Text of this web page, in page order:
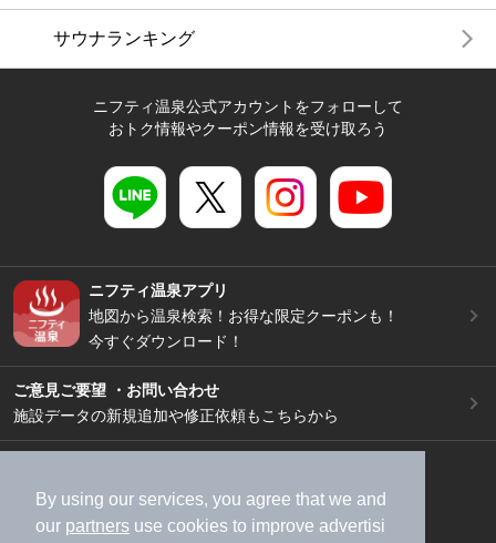
By using our services, you agree that we and
our partners use cookies to improve advertisi
サウナランキング
ニフティ温泉公式アカウントをフォローして
おトク情報やクーポン情報を受け取ろう
ニフティ温泉アプリ
地図から温泉検索！お得な限定クーポンも！
今すぐダウンロード！
ご意見ご要望 ・お問い合わせ
施設データの新規追加や修正依頼もこちらから
加盟店募集（資料請求）
広告出稿のご案内
利用規約
ライフスタイルMEMBERS+規約